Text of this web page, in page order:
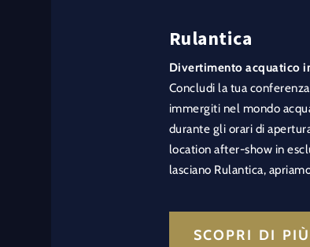
Rulantica
Divertimento acquatico
Concludi la tua
immergiti nel mondo
durante gli orari di
location after-show in
lasciano Rulantica,
SCOPRI DI